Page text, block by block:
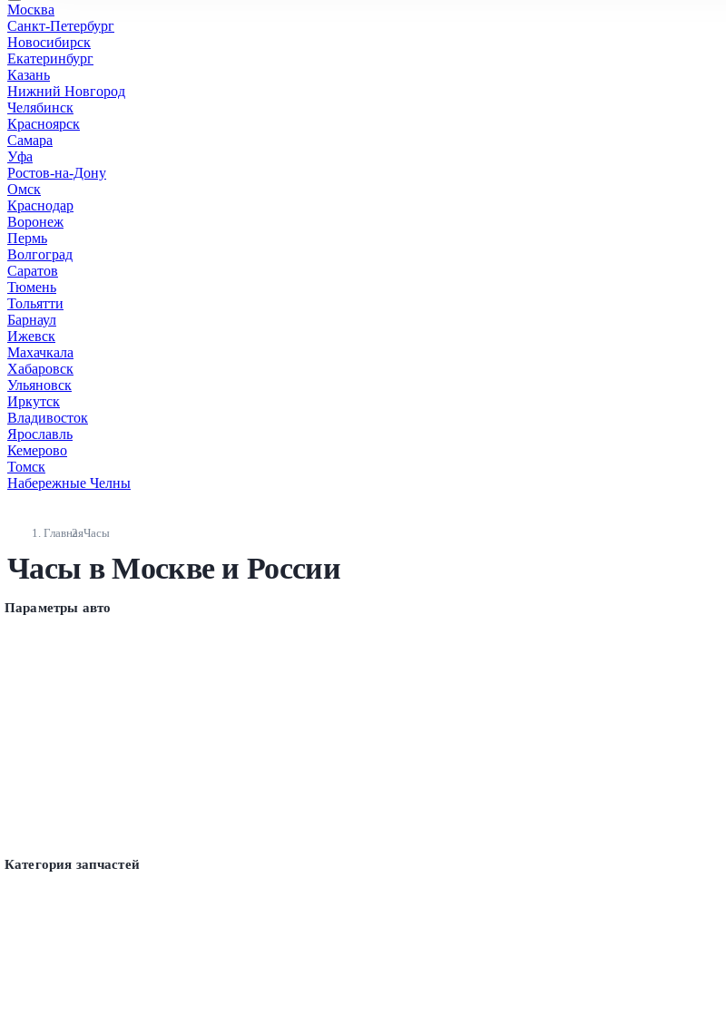
стеклоочистители
топливная система
тормозная система
трансмиссия
Москва
Санкт-Петербург
Новосибирск
Екатеринбург
Казань
Нижний Новгород
Челябинск
Красноярск
Самара
Уфа
Ростов-на-Дону
Омск
Краснодар
Воронеж
Пермь
Волгоград
Саратов
Тюмень
Тольятти
Барнаул
Ижевск
Махачкала
Хабаровск
Ульяновск
Иркутск
Владивосток
Ярославль
Кемерово
Томск
Набережные Челны
ГлавнаяЧасы
Часы в Москве и России
Параметры авто
Категория запчастей